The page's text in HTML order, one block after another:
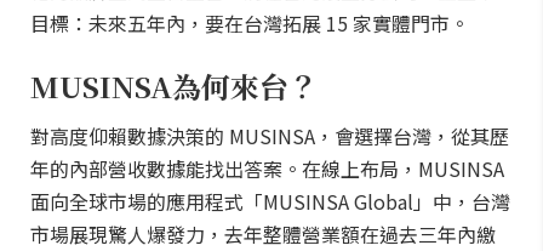
目標：未來五年內，要在台灣拓展 15 家實體門市。
MUSINSA為何來台？
對高度仰賴數據決策的 MUSINSA，會選擇台灣，從其歷
年的內部營收數據能找出答案。在線上布局，MUSINSA
面向全球市場的應用程式「MUSINSA Global」中，台灣
市場展現驚人爆發力，去年整體營業額在過去三年內繳